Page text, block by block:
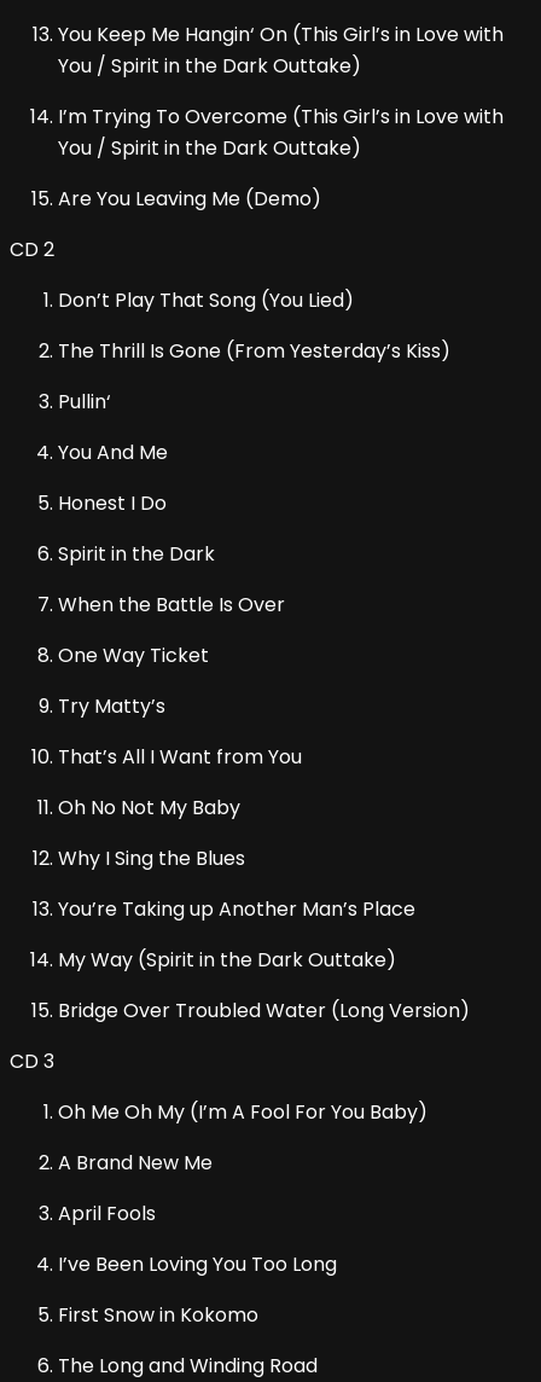
You Keep Me Hangin‘ On (This Girl’s in Love with
You / Spirit in the Dark Outtake)
I’m Trying To Overcome (This Girl’s in Love with
You / Spirit in the Dark Outtake)
Are You Leaving Me (Demo)
CD 2
Don’t Play That Song (You Lied)
The Thrill Is Gone (From Yesterday’s Kiss)
Pullin‘
You And Me
Honest I Do
Spirit in the Dark
When the Battle Is Over
One Way Ticket
Try Matty’s
That’s All I Want from You
Oh No Not My Baby
Why I Sing the Blues
You’re Taking up Another Man’s Place
My Way (Spirit in the Dark Outtake)
Bridge Over Troubled Water (Long Version)
CD 3
Oh Me Oh My (I’m A Fool For You Baby)
A Brand New Me
April Fools
I’ve Been Loving You Too Long
First Snow in Kokomo
The Long and Winding Road